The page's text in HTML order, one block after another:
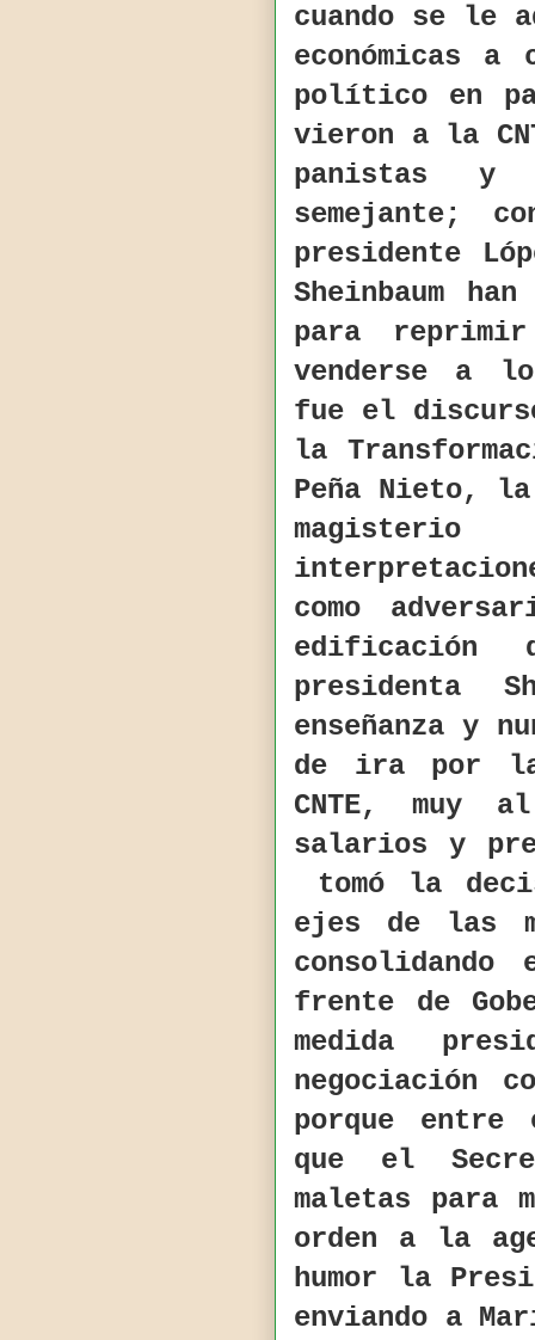
cuando se le
económicas
político en
vieron a la
panistas y
semejante;
presidente
Sheinbaum
para
venderse a
fue el
la
Peña Nieto,
magisterio
como
edificación
presidenta
enseñanza y
de ira por
CNTE, muy
salarios y
tomó la
ejes de las
frente de
medida
negociación
porque entre
que el
maletas para
orden a la
humor la
enviando a